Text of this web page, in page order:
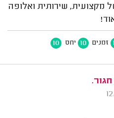
מקצועית, שירותית ואלופה
זמנים 10 יחס 10